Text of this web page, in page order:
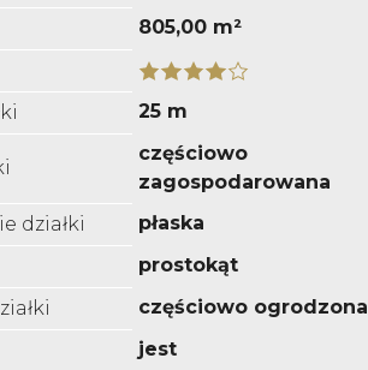
805,00 m²
25 m
częściowo
zagospodarowana
działki
płaska
prostokąt
częściowo ogrodzona
jest